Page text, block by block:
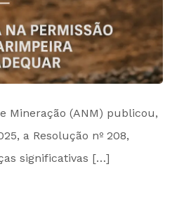
Mineração (ANM) publicou,
a Resolução nº 208,
significativas […]